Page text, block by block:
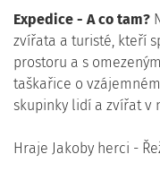
Expedice - A co tam?
zvířata a turisté, kteří
prostoru a s
taškařice o
skupinky lidí a zvířat v
Hraje Jakoby herci -